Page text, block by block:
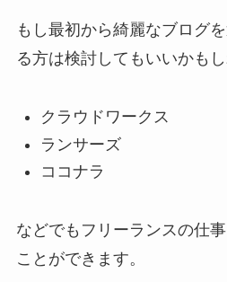
もし最初から綺麗なブログ
る方は検討してもいいかもし
クラウドワークス
ランサーズ
ココナラ
などでもフリーランスの仕
ことができます。